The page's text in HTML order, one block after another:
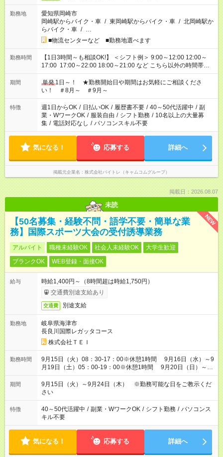
勤務地
愛知県岡崎市
岡崎駅からバイク・車 / 東岡崎駅からバイク・車 / 北岡崎駅か
らバイク・車 / …
■物流センターなど ■勤務地選べます
勤務時間
【1日3時間～も相談OK!】 ＜シフト例＞ 9:00～12:00 12:00～
17:00 17:00～22:00 18:00～21:00 など こちら以外の時間帯も
お気軽にご相談ください！
期間 単発 1日～！ ★勤務開始日や期間はお気軽にご相談くださ
い！ ＃8月～ ＃9月～
特徴 週1日からOK / 日払いOK / 履歴書不要 / 40～50代活躍中 / 副
業・WワークOK / 服装自由 / シフト勤務 / 10名以上の大量募
集 / 電話対応なし / パソコンスキル不要
気になる！ 応募する 詳細へ
掲載元企業名 株式会社バイトレ（キャムコムグループ）
掲載日：2026.08.07
未読
NEW
【50名募集・経験不問・語学不要・簡単な業
務】国際スポーツ大会の受付誘導業務
アルバイト 職種未経験OK 社会人未経験OK
大学生歓迎
ブランクOK
WEB登録・面接OK
給与
時給1,400円～（8時間超は時給1,750円）
交通費別途支給あり
交通費 別途支給
勤務地
岐阜県海津市
長良川国際レガッタコース
株式会社ＴＥＩ
勤務時間
9月15日（火）08：30-17：00※休憩1時間 9月16日（水）～9
月19日（土）05：00-19：00※休憩1時間 9月20日（日）～9
月24日（木）04：30-19：00※休憩1時間 ※早朝始業のため、
宿泊を手配いたします。宿泊地から送迎バス乗車。
期間
9月15日（火）～9月24日（木） ※勤務可能な日をご教示くだ
さい
特徴 40～50代活躍中 / 副業・WワークOK / シフト勤務 / パソコンス
キル不要
気になる！ 応募する 詳細へ